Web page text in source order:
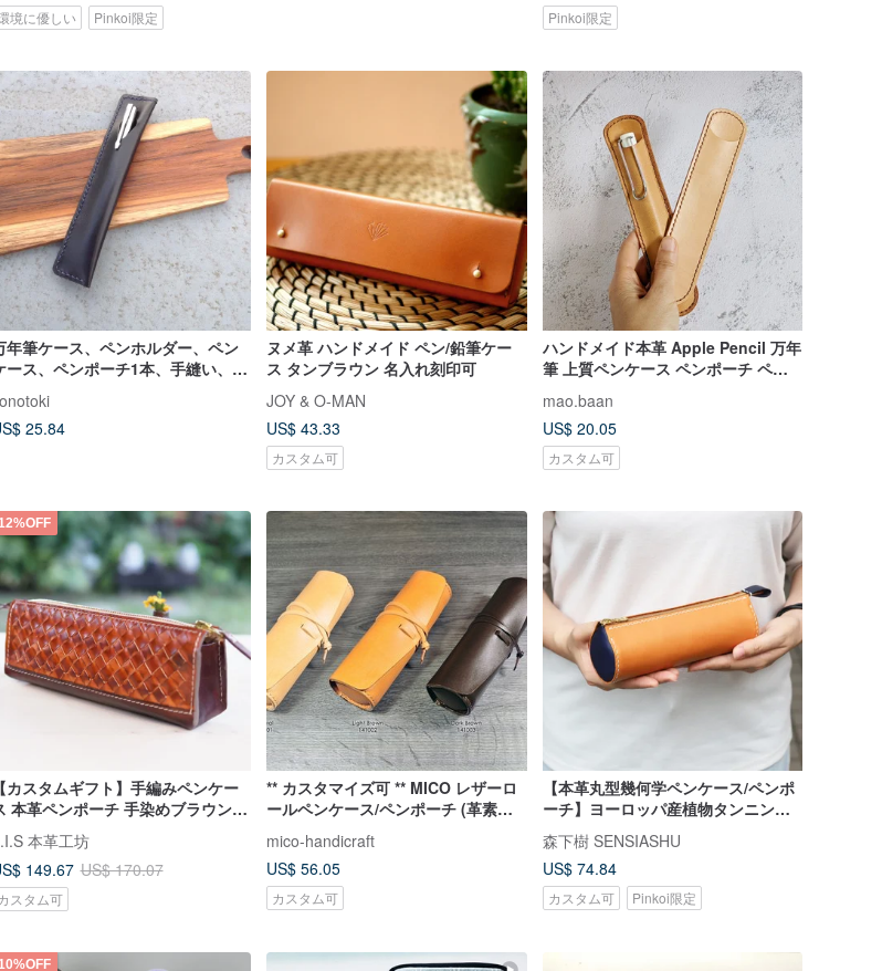
境に優しい Pinkoi限定 Pinkoi限定
年筆ケース、ペンホルダー、ペン
ース、ペンポーチ1本、手縫い、本
革【屆時皮革】ブラック
25.84
ヌメ革 ハンドメイド ペン/鉛筆ケー
ス タンブラウン 名入れ刻印可
JOY & O-MAN
US$ 43.33
カスタム可
ハンドメイド本革 Apple Pencil 万年
筆 上質ペンケース ペンポーチ ペン
ホルダー 1本差し
mao.baan
US$ 20.05
カスタム可
【カスタムギフト】手編みペンケー
本革ペンポーチ 手染めブラウン収
ポーチ 父の日
本革工坊
149.67 US$ 170.07
スタム可
** カスタマイズ可 ** MICO レザーロ
ールペンケース/ペンポーチ (革素材
選択可能)
mico-handicraft
US$ 56.05
カスタム可
【本革丸型幾何学ペンケース/ペンポ
ーチ】ヨーロッパ産植物タンニンな
めし牛革/名入れ刻印/多色展開
森下樹 SENSIASHU
US$ 74.84
カスタム可 Pinkoi限定